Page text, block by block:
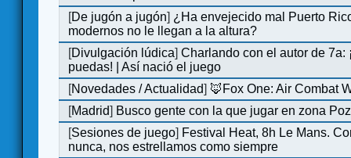
[De jugón a jugón] ¿Ha envejecido mal Puerto
modernos no le llegan a la altura?
[Divulgación lúdica]Charlando con el autor de 7a:
puedas! | Así nació el juego
[Novedades / Actualidad] 🦊Fox One: Air Combat
[Madrid] Busco gente con la que jugar en zona
[Sesiones de juego] Festival Heat, 8h Le Mans.
nunca, nos estrellamos como siempre